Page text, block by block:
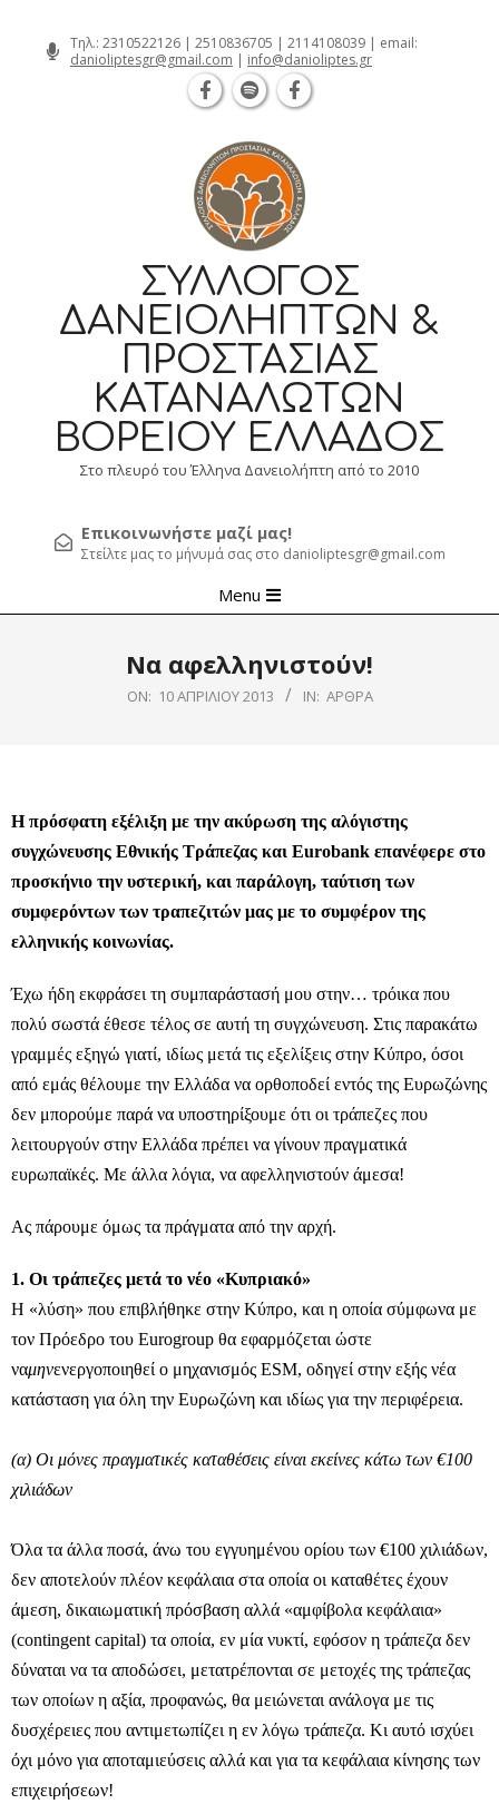
Τηλ.: 2310522126 | 2510836705 | 2114108039 | email:
danioliptesgr@gmail.com | info@danioliptes.gr
ΣΎΛΛΟΓΟΣ
ΔΑΝΕΙΟΛΗΠΤΏΝ &
ΠΡΟΣΤΑΣΊΑΣ
ΚΑΤΑΝΑΛΩΤΏΝ
ΒΟΡΕΊΟΥ ΕΛΛΆΔΟΣ
Στο πλευρό του Έλληνα Δανειολήπτη από το 2010
Επικοινωνήστε μαζί μας!
Στείλτε μας το μήνυμά σας στο danioliptesgr@gmail.com
Navigation
Menu
Να αφελληνιστούν!
ON: 10 ΑΠΡΙΛΊΟΥ 2013 IN: ΆΡΘΡΑ
Η πρόσφατη εξέλιξη με την ακύρωση της αλόγιστης
συγχώνευσης Εθνικής Τράπεζας και Eurobank επανέφερε στο
προσκήνιο την υστερική, και παράλογη, ταύτιση των
συμφερόντων των τραπεζιτών μας με το συμφέρον της
ελληνικής κοινωνίας.
Έχω ήδη εκφράσει τη συμπαράστασή μου στην… τρόικα που
πολύ σωστά έθεσε τέλος σε αυτή τη συγχώνευση. Στις παρακάτω
γραμμές εξηγώ γιατί, ιδίως μετά τις εξελίξεις στην Κύπρο, όσοι
από εμάς θέλουμε την Ελλάδα να ορθοποδεί εντός της Ευρωζώνης
δεν μπορούμε παρά να υποστηρίξουμε ότι οι τράπεζες που
λειτουργούν στην Ελλάδα πρέπει να γίνουν πραγματικά
ευρωπαϊκές. Με άλλα λόγια, να αφελληνιστούν άμεσα!
Ας πάρουμε όμως τα πράγματα από την αρχή.
1. Οι τράπεζες μετά το νέο «Κυπριακό»
Η «λύση» που επιβλήθηκε στην Κύπρο, και η οποία σύμφωνα με
τον Πρόεδρο του Eurogroup θα εφαρμόζεται ώστε
ναμηνενεργοποιηθεί ο μηχανισμός ESM, οδηγεί στην εξής νέα
κατάσταση για όλη την Ευρωζώνη και ιδίως για την περιφέρεια.
(α) Οι μόνες πραγματικές καταθέσεις είναι εκείνες κάτω των €100
χιλιάδων
Όλα τα άλλα ποσά, άνω του εγγυημένου ορίου των €100 χιλιάδων,
δεν αποτελούν πλέον κεφάλαια στα οποία οι καταθέτες έχουν
άμεση, δικαιωματική πρόσβαση αλλά «αμφίβολα κεφάλαια»
(contingent capital) τα οποία, εν μία νυκτί, εφόσον η τράπεζα δεν
δύναται να τα αποδώσει, μετατρέπονται σε μετοχές της τράπεζας
των οποίων η αξία, προφανώς, θα μειώνεται ανάλογα με τις
δυσχέρειες που αντιμετωπίζει η εν λόγω τράπεζα. Κι αυτό ισχύει
όχι μόνο για αποταμιεύσεις αλλά και για τα κεφάλαια κίνησης των
επιχειρήσεων!